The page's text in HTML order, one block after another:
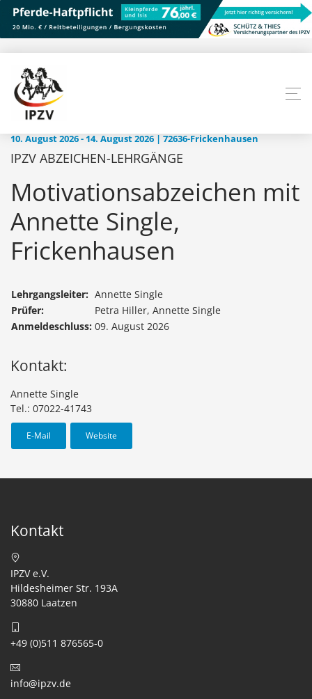
10. August 2026 - 14. August 2026 | 72636-Frickenhausen
IPZV ABZEICHEN-LEHRGÄNGE
Motivationsabzeichen mit
Annette Single,
Frickenhausen
Lehrgangsleiter: Annette Single
Prüfer:
Petra Hiller, Annette Single
Anmeldeschluss: 09. August 2026
Kontakt:
Annette Single
Tel.: 07022-41743
E-Mail Website
Kontakt
IPZV e.V.
Hildesheimer Str. 193A
30880 Laatzen
+49 (0)511 876565-0
info@ipzv.de